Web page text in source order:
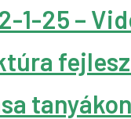
1-25 –